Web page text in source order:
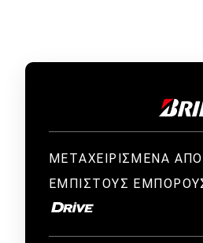
ΜΕΤΑΧΕΙΡΙΣΜΕΝΑ ΑΠΟ
ΕΜΠΙΣΤΟΥΣ